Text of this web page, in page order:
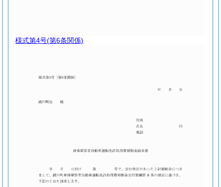
様式第4号(第6条関係)